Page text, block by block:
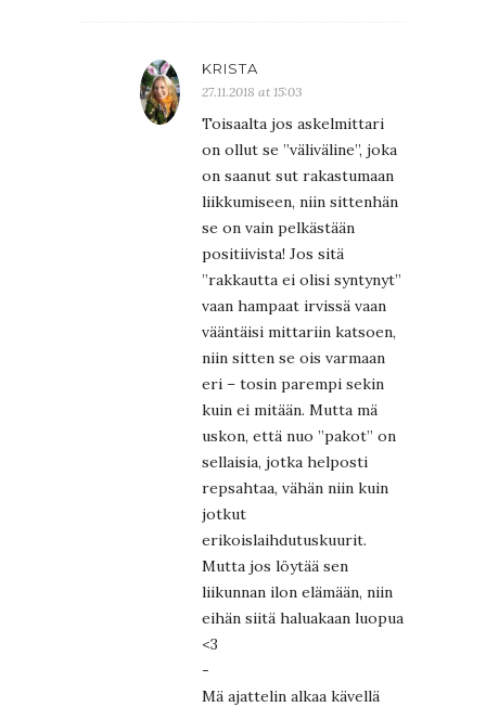
KRISTA
27.11.2018 at 15:03
Toisaalta jos askelmittari
on ollut se ”väliväline”, joka
on saanut sut rakastumaan
liikkumiseen, niin sittenhän
se on vain pelkästään
positiivista! Jos sitä
”rakkautta ei olisi syntynyt”
vaan hampaat irvissä vaan
vääntäisi mittariin katsoen,
niin sitten se ois varmaan
eri – tosin parempi sekin
kuin ei mitään. Mutta mä
uskon, että nuo ”pakot” on
sellaisia, jotka helposti
repsahtaa, vähän niin kuin
jotkut
erikoislaihdutuskuurit.
Mutta jos löytää sen
liikunnan ilon elämään, niin
eihän siitä haluakaan luopua
<3
-
Mä ajattelin alkaa kävellä